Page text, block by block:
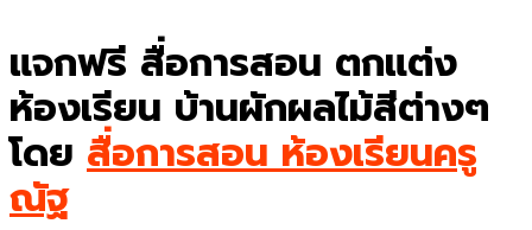
แจกฟรี สื่อการสอน ตกแต่ง
ห้องเรียน บ้านผักผลไม้สีต่างๆ
โดย สื่อการสอน ห้องเรียนครู
ณัฐ